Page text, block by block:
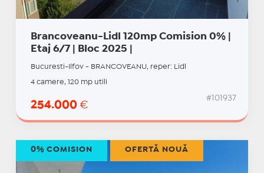
Brancoveanu-Lidl 120mp Comision 0% |
Etaj 6/7 | Bloc 2025 |
Bucuresti-Ilfov - BRANCOVEANU, reper: Lidl
4 camere, 120 mp utili
254.000 €
#101937
0% COMISION OFERTĂ NOUĂ